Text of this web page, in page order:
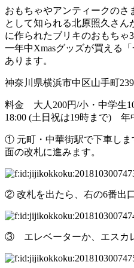
おもちゃやアンティークのさ
として知られる北原照久さん
に作られたブリキのおもちゃ
一年中Xmasグッズが買える
あります。
神奈川県横浜市中区山手町
料金 大人200円/小・中学生
18:00 (土日祝は19時まで) 年
① 元町・中華街駅で下車し
面の改札に進みます。
② 改札を出たら、右の6番出
③ エレベーターか、エスカ